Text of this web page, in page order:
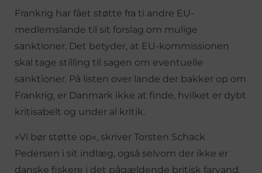
Frankrig har fået støtte fra ti andre EU-
medlemslande til sit forslag om mulige
sanktioner. Det betyder, at EU-kommissionen
skal tage stilling til sagen om eventuelle
sanktioner. På listen over lande der bakker op om
Frankrig, er Danmark ikke at finde, hvilket er dybt
kritisabelt og under al kritik.
»Vi bør støtte op«, skriver Torsten Schack
Pedersen i sit indlæg, også selvom der ikke er
danske fiskere i det pågældende britisk farvand.